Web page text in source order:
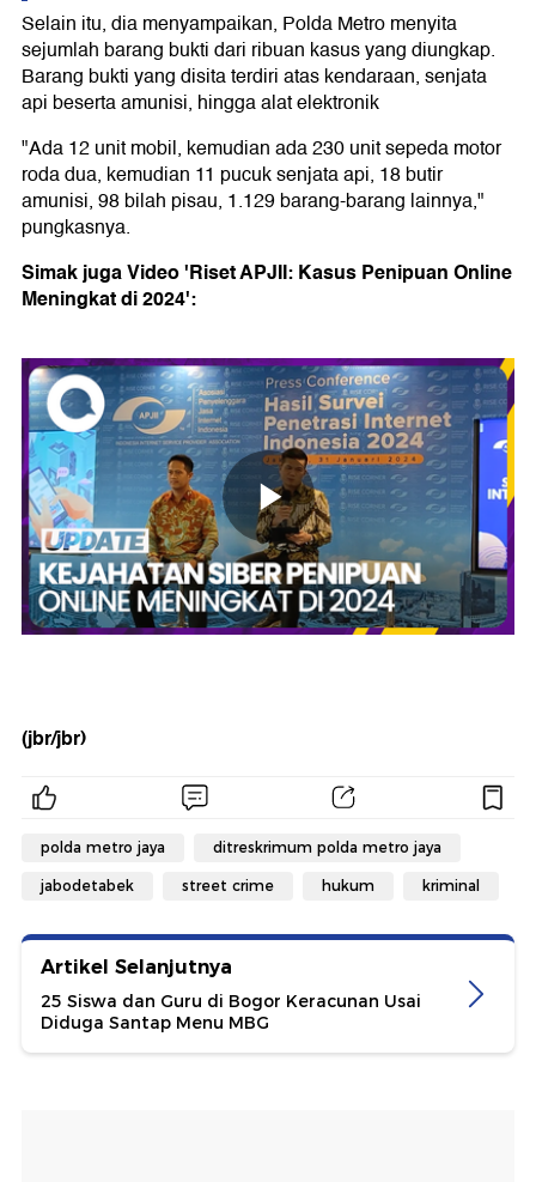
Selain itu, dia menyampaikan, Polda Metro menyita
sejumlah barang bukti dari ribuan kasus yang diungkap.
Barang bukti yang disita terdiri atas kendaraan, senjata
api beserta amunisi, hingga alat elektronik
"Ada 12 unit mobil, kemudian ada 230 unit sepeda motor
roda dua, kemudian 11 pucuk senjata api, 18 butir
amunisi, 98 bilah pisau, 1.129 barang-barang lainnya,"
pungkasnya.
Simak juga Video 'Riset APJII: Kasus Penipuan Online
Meningkat di 2024':
(jbr/jbr)
polda metro jaya ditreskrimum polda metro jaya
jabodetabek street crime hukum kriminal
Artikel Selanjutnya
25 Siswa dan Guru di Bogor Keracunan Usai
Diduga Santap Menu MBG